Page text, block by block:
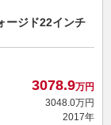
ージド22インチ
3078.9万円
3048.0万円
2017年